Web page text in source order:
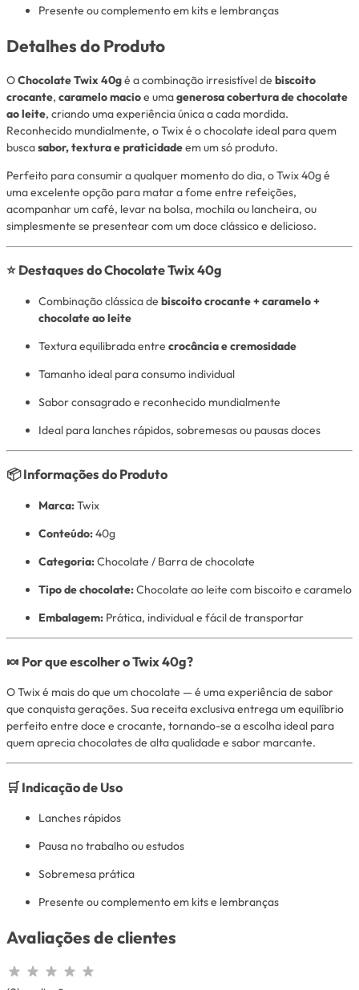
Presente ou complemento em kits e lembranças
Detalhes do Produto
OChocolate Twix 40gé a combinação irresistível de biscoito
crocante, caramelo macioe umagenerosa cobertura de chocolate
ao leite, criando uma experiência única a cada mordida.
Reconhecido mundialmente, o Twix é o chocolate ideal para quem
buscasabor, textura e praticidadeem um só produto.
Perfeito para consumir a qualquer momento do dia, o Twix 40g é
uma excelente opção para matar a fome entre refeições,
acompanhar um café, levar na bolsa, mochila ou lancheira, ou
simplesmente se presentear com um doce clássico e delicioso.
⭐ Destaques do Chocolate Twix 40g
Combinação clássica de biscoito crocante + caramelo +
chocolate ao leite
Textura equilibrada entre crocância e cremosidade
Tamanho ideal para consumo individual
Sabor consagrado e reconhecido mundialmente
Ideal para lanches rápidos, sobremesas ou pausas doces
📦 Informações do Produto
Marca:Twix
Conteúdo:40g
Categoria:Chocolate / Barra de chocolate
Tipo de chocolate:Chocolate ao leite com biscoito e caramelo
Embalagem: Prática, individual e fácil de transportar
🍬 Por que escolher o Twix 40g?
O Twix é mais do que um chocolate — é uma experiência de sabor
que conquista gerações. Sua receita exclusiva entrega um equilíbrio
perfeito entre doce e crocante, tornando-se a escolha ideal para
quem aprecia chocolates de alta qualidade e sabor marcante.
🛒 Indicação de Uso
Lanches rápidos
Pausa no trabalho ou estudos
Sobremesa prática
Presente ou complemento em kits e lembranças
Avaliações de clientes